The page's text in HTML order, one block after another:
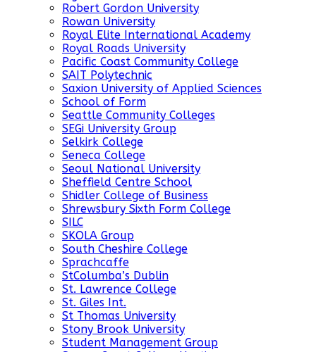
Robert Gordon University
Rowan University
Royal Elite International Academy
Royal Roads University
Pacific Coast Community College
SAIT Polytechnic
Saxion University of Applied Sciences
School of Form
Seattle Community Colleges
SEGi University Group
Selkirk College
Seneca College
Seoul National University
Sheffield Centre School
Shidler College of Business
Shrewsbury Sixth Form College
SILC
SKOLA Group
South Cheshire College
Sprachcaffe
StColumba’s Dublin
St. Lawrence College
St. Giles Int.
St Thomas University
Stony Brook University
Student Management Group